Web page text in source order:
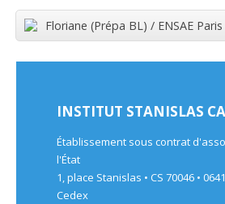
Floriane (Prépa BL) / ENSAE Paris
INSTITUT STANISLAS
Établissement sous contrat
l'État
1, place Stanislas • CS 70046 •
Cedex